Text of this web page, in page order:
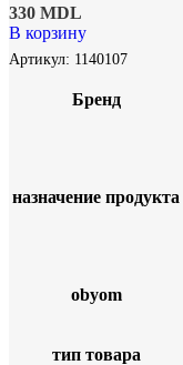
330 MDL
В корзину
Артикул: 1140107
Бренд
назначение продукта
obyom
тип товара